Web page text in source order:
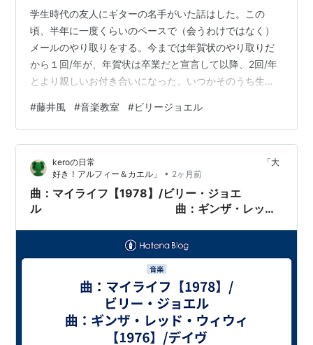
学生時代の友人にギターの名手がいた話はした。この
頃、半年に一度くらいのペースで（会うわけではなく）
メールのやり取りをする。今までは年賀状のやり取りだ
から１回/年が、年賀状は卒業だと宣言して以降、2回/年
とより親しいお付き合いになった。いつかそのうち生き
人の音楽会をやろうという、ちょっと魅力的な構想につ
いて会話をしている。いつどこで実現するかは分からな
い。それこそ「元気なうち」にやらないと手遅れになり
かねない。で、彼はいいなあーと思った曲は、耳でコピ
ーしすぐギターで弾くことのできるタイプだった。私は
ピアノでコードをバッキングで弾ける程度で、いい…
#藤井風 #音楽教室 #ビリージョエル
keroの日常 「大
好き！アルフィー＆カエル」
• 2ヶ月前
曲：マイライフ【1978】/ビリー・ジョエ
ル 曲：ギンザ・レッ